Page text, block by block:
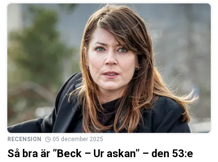
RECENSION 05 december 2025
Så bra är ”Beck – Ur askan” – den 53:e